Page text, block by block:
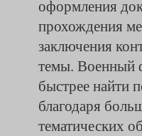
оформления
прохождения
заключения
темы. Военный
быстрее найти
благодаря
тематических